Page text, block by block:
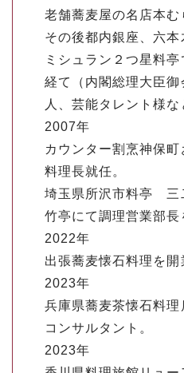
老舗蕎麦屋の名店本
その後都内銀座、六本
ミシュラン２つ星料
経て（内閣総理大臣
人、芸能タレント様な
2007年
カウンター割烹神保町
料理長就任。
埼玉県所沢市料亭 三
竹亭にて調理営業部長
2022年
出張蕎麦懐石料理を開
2023年
兵庫県蕎麦茶懐石料理
コンサルタント。
2023年